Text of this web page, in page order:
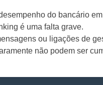
do bancário
é uma falta grave.
ou ligações de
não podem ser